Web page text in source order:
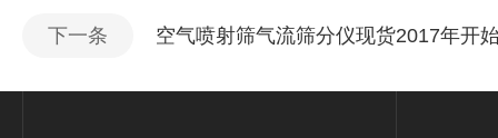
下一条 空气喷射筛气流筛分仪现货2017年开